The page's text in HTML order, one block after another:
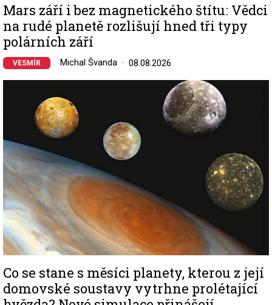
Mars září i bez magnetického štítu: Vědci
na rudé planetě rozlišují hned tři typy
polárních září
VESMÍR Michal Švanda 08.08.2026
Co se stane s měsíci planety, kterou z její
domovské soustavy vytrhne prolétající